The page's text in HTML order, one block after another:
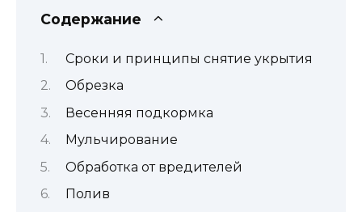
Содержание
Сроки и принципы снятие укрытия
Обрезка
Весенняя подкормка
Мульчирование
Обработка от вредителей
Полив